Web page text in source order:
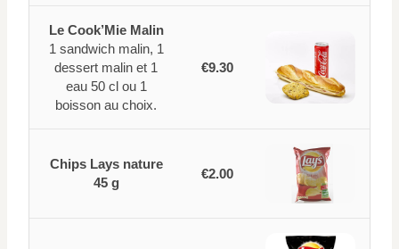
Le Cook’Mie Malin
1 sandwich malin, 1
dessert malin et 1
eau 50 cl ou 1
boisson au choix.
€9.30
Chips Lays nature
45 g
€2.00